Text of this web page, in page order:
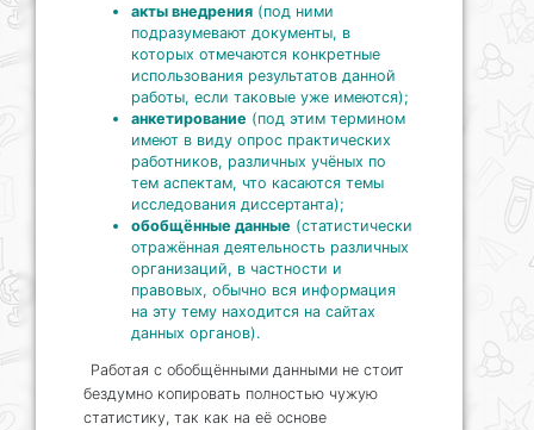
акты внедрения (под ними
подразумевают документы, в
которых отмечаются конкретные
использования результатов данной
работы, если таковые уже имеются);
анкетирование (под этим термином
имеют в виду опрос практических
работников, различных учёных по
тем аспектам, что касаются темы
исследования диссертанта);
обобщённые данные (статистически
отражённая деятельность различных
организаций, в частности и
правовых, обычно вся информация
на эту тему находится на сайтах
данных органов).
Работая с обобщёнными данными не стоит
бездумно копировать полностью чужую
статистику, так как на её основе